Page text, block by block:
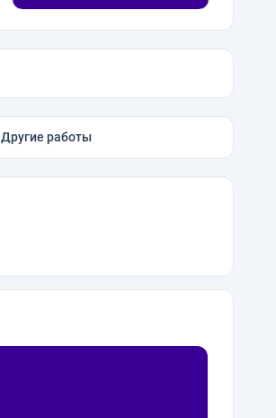
Другие работы